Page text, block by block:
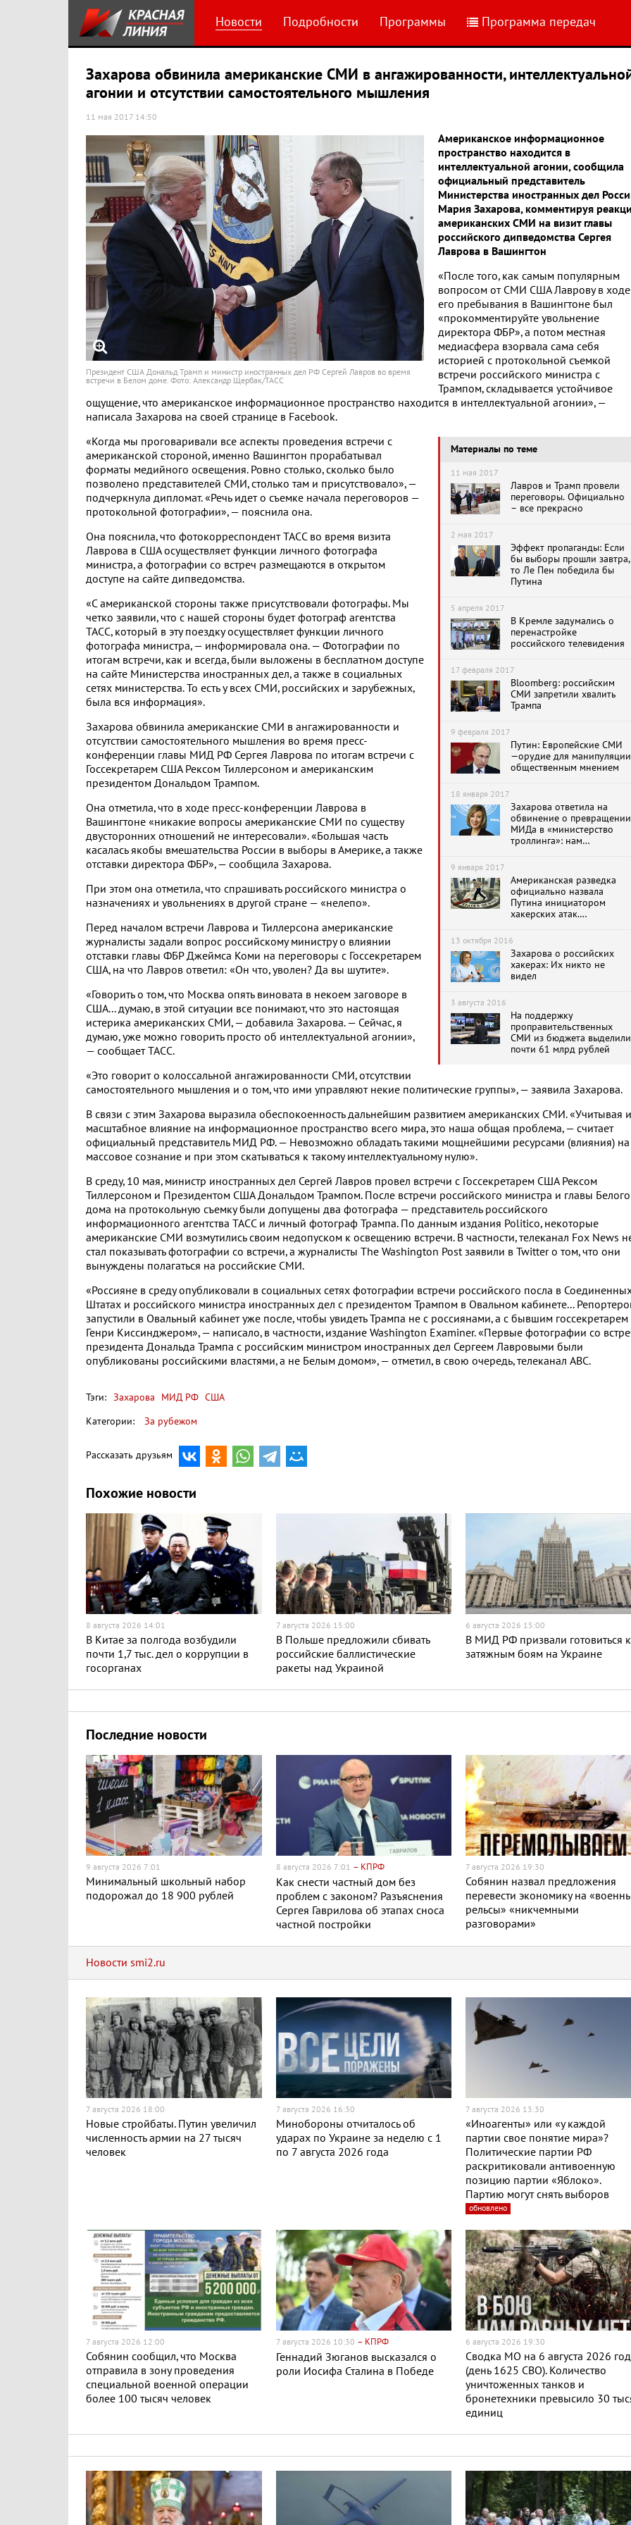
Новости Подробности Программы Программа передач
Захарова обвинила американские СМИ в ангажированности,
агонии и отсутствии самостоятельного мышления
11 мая 2017 14:50
Президент США Дональд Трамп и министр иностранных дел РФ Сергей Лавров во время
встречи в Белом доме. Фото: Александр Щербак/ТАСС
Американское информационное
пространство находится в
интеллектуальной агонии, сообщила
официальный представитель
Министерства иностранных дел
Мария Захарова, комментируя
американских СМИ на визит главы
российского дипведомства Сергея
Лаврова в Вашингтон
«После того, как самым популярным
вопросом от СМИ США Лаврову в ходе
его пребывания в Вашингтоне был
«прокомментируйте увольнение
директора ФБР», а потом местная
медиасфера взорвала сама себя
историей с протокольной съемкой
встречи российского министра с
Трампом, складывается устойчивое
ощущение, что американское информационное пространство находится в интеллектуальной агонии», —
написала Захарова на своей странице в Facebook.
Материалы по теме
11 мая 2017
Лавров и Трамп провели
переговоры. Официально
– все прекрасно
2 мая 2017
Эффект пропаганды: Если
бы выборы прошли завтра,
то Ле Пен победила бы
Путина
5 апреля 2017
В Кремле задумались о
перенастройке
российского телевидения
17 февраля 2017
Bloomberg: российским
СМИ запретили хвалить
Трампа
9 февраля 2017
Путин: Европейские СМИ
—орудие для манипуляции
общественным мнением
18 января 2017
Захарова ответила на
обвинение о превращении
МИДа в «министерство
троллинга»: нам
9 января 2017
Американская разведка
официально назвала
Путина инициатором
хакерских атак.
13 октября 2016
Захарова о российских
хакерах: Их никто не
видел
3 августа 2016
На поддержку
проправительственных
СМИ из бюджета выделили
почти 61 млрд рублей
«Когда мы проговаривали все аспекты проведения встречи с
американской стороной, именно Вашингтон прорабатывал
форматы медийного освещения. Ровно столько, сколько было
позволено представителей СМИ, столько там и присутствовало», —
подчеркнула дипломат. «Речь идет о съемке начала переговоров —
протокольной фотографии», — пояснила она.
Она пояснила, что фотокорреспондент ТАСС во время визита
Лаврова в США осуществляет функции личного фотографа
министра, а фотографии со встреч размещаются в открытом
доступе на сайте дипведомства.
«С американской стороны также присутствовали фотографы. Мы
четко заявили, что с нашей стороны будет фотограф агентства
ТАСС, который в эту поездку осуществляет функции личного
фотографа министра, — информировала она. — Фотографии по
итогам встречи, как и всегда, были выложены в бесплатном доступе
на сайте Министерства иностранных дел, а также в социальных
сетях министерства. То есть у всех СМИ, российских и зарубежных,
была вся информация».
Захарова обвинила американские СМИ в ангажированности и
отсутствии самостоятельного мышления во время пресс-
конференции главы МИД РФ Сергея Лаврова по итогам встречи с
Госсекретарем США Рексом Тиллерсоном и американским
президентом Дональдом Трампом.
Она отметила, что в ходе пресс-конференции Лаврова в
Вашингтоне «никакие вопросы американские СМИ по существу
двусторонних отношений не интересовали». «Большая часть
касалась якобы вмешательства России в выборы в Америке, а также
отставки директора ФБР», — сообщила Захарова.
При этом она отметила, что спрашивать российского министра о
назначениях и увольнениях в другой стране — «нелепо».
Перед началом встречи Лаврова и Тиллерсона американские
журналисты задали вопрос российскому министру о влиянии
отставки главы ФБР Джеймса Коми на переговоры с Госсекретарем
США, на что Лавров ответил: «Он что, уволен? Да вы шутите».
«Говорить о том, что Москва опять виновата в некоем заговоре в
США... думаю, в этой ситуации все понимают, что это настоящая
истерика американских СМИ, — добавила Захарова. — Сейчас, я
думаю, уже можно говорить просто об интеллектуальной агонии»,
— сообщает ТАСС.
«Это говорит о колоссальной ангажированности СМИ, отсутствии
самостоятельного мышления и о том, что ими управляют некие политические группы», — заявила Захарова.
В связи с этим Захарова выразила обеспокоенность дальнейшим развитием американских СМИ. «Учитывая
масштабное влияние на информационное пространство всего мира, это наша общая проблема, — считает
официальный представитель МИД РФ. — Невозможно обладать такими мощнейшими ресурсами (влияния) на
массовое сознание и при этом скатываться к такому интеллектуальному нулю».
В среду, 10 мая, министр иностранных дел Сергей Лавров провел встречи с Госсекретарем США Рексом
Тиллерсоном и Президентом США Дональдом Трампом. После встречи российского министра и главы Белого
дома на протокольную съемку были допущены два фотографа — представитель российского
информационного агентства ТАСС и личный фотограф Трампа. По данным издания Politico, некоторые
американские СМИ возмутились своим недопуском к освещению встречи. В частности, телеканал Fox News
стал показывать фотографии со встречи, а журналисты The Washington Post заявили в Twitter о том, что они
вынуждены полагаться на российские СМИ.
«Россияне в среду опубликовали в социальных сетях фотографии встречи российского посла в
Штатах и российского министра иностранных дел с президентом Трампом в Овальном кабинете...
запустили в Овальный кабинет уже после, чтобы увидеть Трампа не с россиянами, а с бывшим госсекретарем
Генри Киссинджером», — написало, в частности, издание Washington Examiner. «Первые фотографии со
президента Дональда Трампа с российским министром иностранных дел Сергеем Лавровыми были
опубликованы российскими властями, а не Белым домом», — отметил, в свою очередь, телеканал ABC.
Тэги: Захарова МИД РФ США
Категории:
За рубежом
Рассказать друзьям
Похожие новости
8 августа 2026 14:01
В Китае за полгода возбудили
почти 1,7 тыс. дел о коррупции в
госорганах
7 августа 2026 15:00
В Польше предложили сбивать
российские баллистические
ракеты над Украиной
6 августа 2026 15:00
В МИД РФ призвали готовиться к
затяжным боям на Украине
Последние новости
9 августа 2026 7:01
Минимальный школьный набор
подорожал до 18 900 рублей
8 августа 2026 7:01 – КПРФ
Как снести частный дом без
проблем с законом? Разъяснения
Сергея Гаврилова об этапах сноса
частной постройки
7 августа 2026 19:30
Собянин назвал предложения
перевести экономику на
рельсы» «никчемными
разговорами»
Новости smi2.ru
7 августа 2026 18:00
Новые стройбаты. Путин увеличил
численность армии на 27 тысяч
человек
7 августа 2026 16:30
Минобороны отчиталось об
ударах по Украине за неделю с 1
по 7 августа 2026 года
7 августа 2026 13:30
«Иноагенты» или «у каждой
партии свое понятие мира»?
Политические партии РФ
раскритиковали антивоенную
позицию партии «Яблоко».
Партию могут снять выборов
обновлено
7 августа 2026 12:00
Собянин сообщил, что Москва
отправила в зону проведения
специальной военной операции
более 100 тысяч человек
7 августа 2026 10:30 – КПРФ
Геннадий Зюганов высказался о
роли Иосифа Сталина в Победе
6 августа 2026 19:30
Сводка МО на 6 августа 2026
(день 1625 СВО). Количество
уничтоженных танков и
бронетехники превысило 30
единиц